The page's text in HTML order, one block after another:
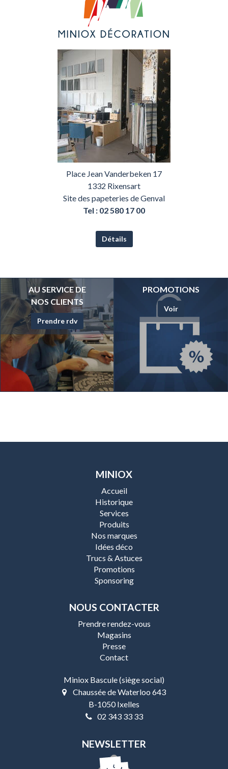
Place Jean Vanderbeken 17
1332 Rixensart
Site des papeteries de Genval
Tel : 02 580 17 00
Détails
AU SERVICE DE
NOS CLIENTS
Prendre rdv
PROMOTIONS
Voir
MINIOX
Accueil
Historique
Services
Produits
Nos marques
Idées déco
Trucs & Astuces
Promotions
Sponsoring
NOUS CONTACTER
Prendre rendez-vous
Magasins
Presse
Contact
Miniox Bascule (siège social)
Chaussée de Waterloo 643
B-1050 Ixelles
02 343 33 33
NEWSLETTER